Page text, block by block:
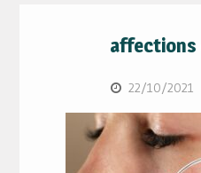
affections
22/10/2021